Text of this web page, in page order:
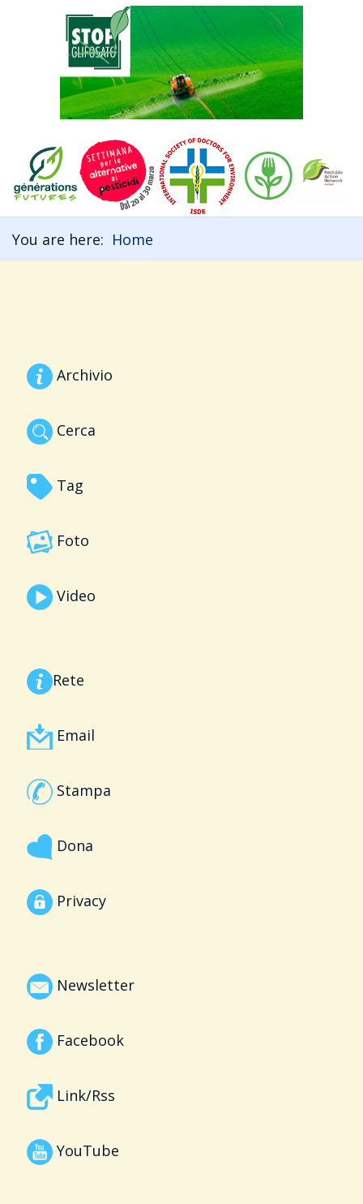
You are here: Home
Archivio
Cerca
Tag
Foto
Video
Rete
Email
Stampa
Dona
Privacy
Newsletter
Facebook
Link/Rss
YouTube